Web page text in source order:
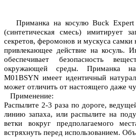
Приманка на косулю Buck Expert
(синтетическая смесь) имитирует
секретов, феромонов и мускуса самки
привлекающее действие на косуль.
обеспечивает безопасность
окружающей среды. Приманка
M01BSYN имеет идентичный
может отличить от настоящего даже
Применение:
Распылите 2-3 раза по дороге,
линию запаха, или распылите на
ветки вокруг предполагаемого
встряхнуть перед использованием.